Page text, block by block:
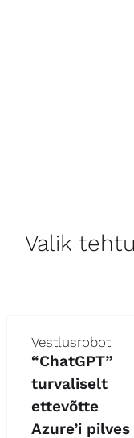
Valik
Vestlusrobot
“ChatGPT”
turvaliselt
ettevõtte
Azure’i pilves